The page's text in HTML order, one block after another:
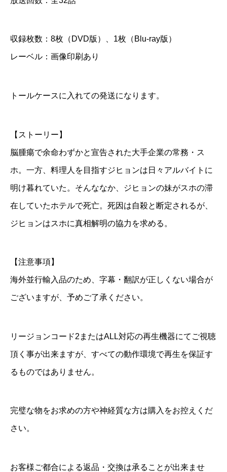
個
収録枚数：8枚（DVD版）、1枚（Blu-ray版）
レーベル：画像印刷あり
トールケースに入れての発送になります。
【ストーリー】
脳腫瘍で余命わずかと宣告された大手企業の常務・ス
ホ。一方、料理人を目指すジヒョンは日々アルバイトに
明け暮れていた。そんななか、ジヒョンの妹がスホの滞
在していたホテルで死亡。死因は自殺と断定されるが、
ジヒョンはスホに真相解明の協力を求める。
【注意事項】
海外並行輸入品のため、字幕・翻訳が正しくない場合が
ございますが、予めご了承ください。
リージョンコード2またはALL対応の再生機器にてご視聴
頂く事が出来ますが、すべての動作環境で再生を保証す
るものではありません。
完璧な物をお求めの方や神経質な方は購入をお控えくだ
さい。
お客様ご都合による返品・交換は承ることが出来ませ